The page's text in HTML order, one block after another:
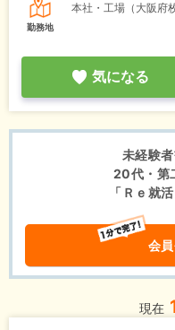
勤務地
本社・工場（大阪府
気になる
未経験
20代・第
「Ｒｅ就
会
現在